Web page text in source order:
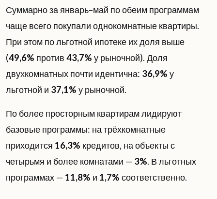
Суммарно за январь–май по обеим программам
чаще всего покупали однокомнатные квартиры.
При этом по льготной ипотеке их доля выше
(49,6% против 43,7% у рыночной). Доля
двухкомнатных почти идентична: 36,9% у
льготной и 37,1% у рыночной.
По более просторным квартирам лидируют
базовые программы: на трёхкомнатные
приходится 16,3% кредитов, на объекты с
четырьмя и более комнатами — 3%. В льготных
программах — 11,8% и 1,7% соответственно.